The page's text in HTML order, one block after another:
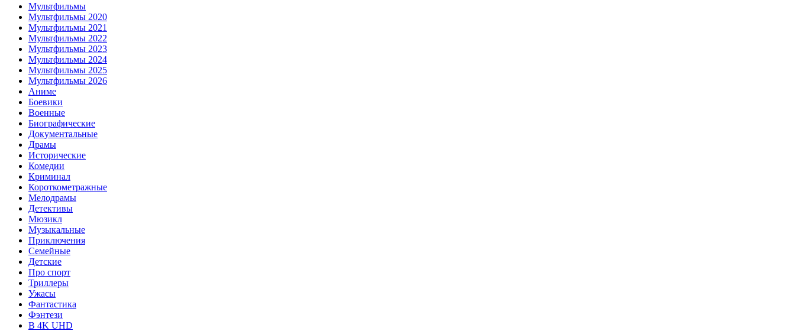
Мультфильмы
Мультфильмы 2020
Мультфильмы 2021
Мультфильмы 2022
Мультфильмы 2023
Мультфильмы 2024
Мультфильмы 2025
Мультфильмы 2026
Аниме
Боевики
Военные
Биографические
Документальные
Драмы
Исторические
Комедии
Криминал
Короткометражные
Мелодрамы
Детективы
Мюзикл
Музыкальные
Приключения
Семейные
Детские
Про спорт
Триллеры
Ужасы
Фантастика
Фэнтези
В 4K UHD